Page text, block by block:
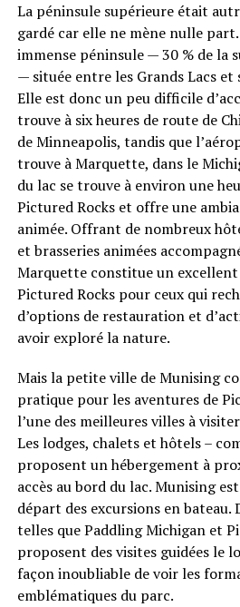
La péninsule supérieure était
gardé car elle ne mène nulle part.
immense péninsule — 30 % de la
— située entre les Grands Lacs et
Elle est donc un peu difficile
trouve à six heures de route de
de Minneapolis, tandis que
trouve à Marquette, dans le
du lac se trouve à environ une
Pictured Rocks et offre une
animée. Offrant de nombreux
et brasseries animées
Marquette constitue un
Pictured Rocks pour ceux qui
d’options de restauration et
avoir exploré la nature.
Mais la petite ville de Munising
pratique pour les aventures de
l’une des meilleures villes à
Les lodges, chalets et hôtels –
proposent un hébergement à
accès au bord du lac. Munising
départ des excursions en bateau.
telles que Paddling Michigan et
proposent des visites guidées le
façon inoubliable de voir les
emblématiques du parc.